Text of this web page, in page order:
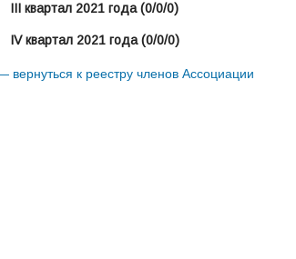
III квартал 2021 года(0/0/0)
IV квартал 2021 года(0/0/0)
вернуться к реестру членов Ассоциации